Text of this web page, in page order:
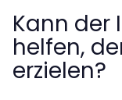
Kann
helfen,
erzielen?